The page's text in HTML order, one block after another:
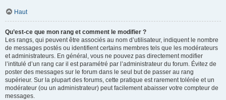
Haut
Qu’est-ce que mon rang et comment le modifier ?
Les rangs, qui peuvent être associés au nom d’utilisateur, indiquent le nombre
de messages postés ou identifient certains membres tels que les modérateurs
et administrateurs. En général, vous ne pouvez pas directement modifier
l’intitulé d’un rang car il est paramétré par l’administrateur du forum. Évitez de
poster des messages sur le forum dans le seul but de passer au rang
supérieur. Sur la plupart des forums, cette pratique est rarement tolérée et un
modérateur (ou un administrateur) peut facilement abaisser votre compteur de
messages.